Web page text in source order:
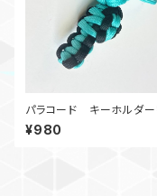
パラコード キーホルダー
服 TB黒
¥980